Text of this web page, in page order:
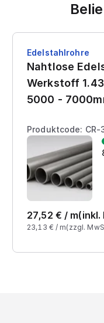
Edelstahlrohre
Nahtlose
Werkstoff
5000 -
Produktcode: CR-
27,52 € / m(inkl.
23,13 € / m(zzgl.